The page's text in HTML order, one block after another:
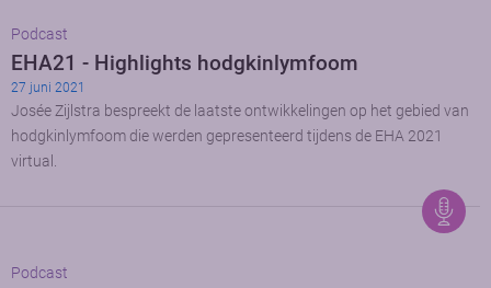
Podcast
EHA21 - Highlights hodgkinlymfoom
27 juni 2021
Josée Zijlstra bespreekt de laatste ontwikkelingen op het gebied van
hodgkinlymfoom die werden gepresenteerd tijdens de EHA 2021
virtual.
Podcast